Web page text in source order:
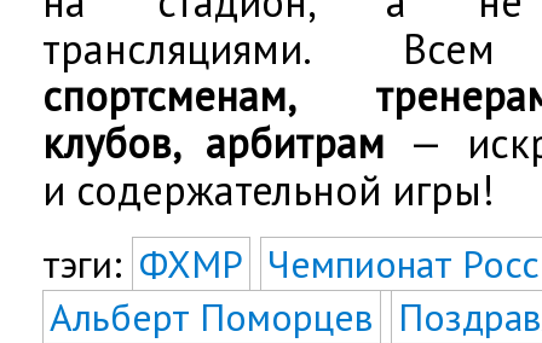
трансляциями.
спортсменам,
клубов, арбитрам —
и содержательной игры!
тэги: ФХМР Чемпионат
Альберт Поморцев